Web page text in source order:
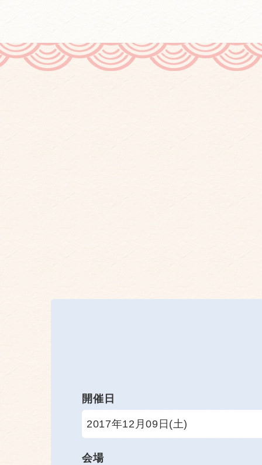
開催日
2017年12月09日(土)
会場